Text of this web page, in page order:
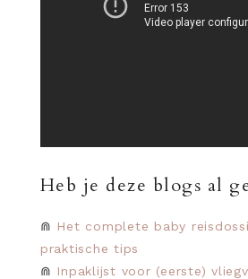
Heb je deze blogs al
⋒ Het complete baby
praktische tips
⋒ Inpaklijst voor (eerste)